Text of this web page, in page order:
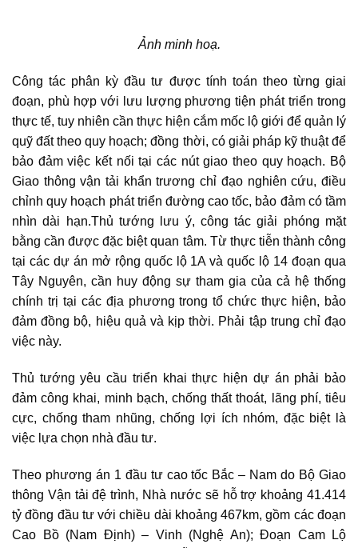
Ảnh minh hoạ.
Công tác phân kỳ đầu tư được tính toán theo từng giai
đoạn, phù hợp với lưu lượng phương tiện phát triển trong
thực tế, tuy nhiên cần thực hiện cắm mốc lộ giới để quản lý
quỹ đất theo quy hoạch; đồng thời, có giải pháp kỹ thuật để
bảo đảm việc kết nối tại các nút giao theo quy hoạch. Bộ
Giao thông vận tải khẩn trương chỉ đạo nghiên cứu, điều
chỉnh quy hoạch phát triển đường cao tốc, bảo đảm có tầm
nhìn dài hạn.Thủ tướng lưu ý, công tác giải phóng mặt
bằng cần được đặc biệt quan tâm. Từ thực tiễn thành công
tại các dự án mở rộng quốc lộ 1A và quốc lộ 14 đoạn qua
Tây Nguyên, cần huy động sự tham gia của cả hệ thống
chính trị tại các địa phương trong tổ chức thực hiện, bảo
đảm đồng bộ, hiệu quả và kịp thời. Phải tập trung chỉ đạo
việc này.
Thủ tướng yêu cầu triển khai thực hiện dự án phải bảo
đảm công khai, minh bạch, chống thất thoát, lãng phí, tiêu
cực, chống tham nhũng, chống lợi ích nhóm, đặc biệt là
việc lựa chọn nhà đầu tư.
Theo phương án 1 đầu tư cao tốc Bắc – Nam do Bộ Giao
thông Vận tải đệ trình, Nhà nước sẽ hỗ trợ khoảng 41.414
tỷ đồng đầu tư với chiều dài khoảng 467km, gồm các đoạn
Cao Bồ (Nam Định) – Vinh (Nghệ An); Đoạn Cam Lộ